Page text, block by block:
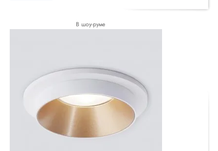
В шоу-руме